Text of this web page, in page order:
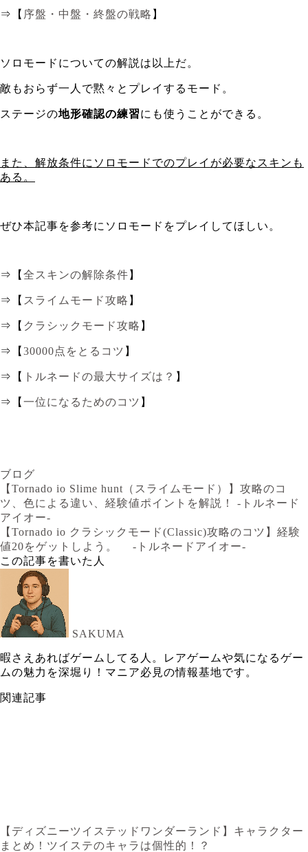
⇒【 序盤・中盤・終盤の戦略 】
ソロモードについての解説は以上だ。
敵もおらず一人で黙々とプレイするモード。
ステージの地形確認の練習にも使うことができる。
また、解放条件にソロモードでのプレイが必要なスキンも
ある。
ぜひ本記事を参考にソロモードをプレイしてほしい。
⇒【 全スキンの解除条件 】
⇒【 スライムモード攻略 】
⇒【 クラシックモード攻略 】
⇒【 30000点をとるコツ 】
⇒【 トルネードの最大サイズは？ 】
⇒【 一位になるためのコツ 】
ブログ
【Tornado io Slime hunt（スライムモード）】攻略のコ
ツ、色による違い、経験値ポイントを解説！ -トルネード
アイオー-
【Tornado io クラシックモード(Classic)攻略のコツ】経験
値20をゲットしよう。 -トルネードアイオー-
この記事を書いた人
SAKUMA
暇さえあればゲームしてる人。レアゲームや気になるゲー
ムの魅力を深堀り！マニア必見の情報基地です。
関連記事
【ディズニーツイステッドワンダーランド】キャラクター
まとめ！ツイステのキャラは個性的！？